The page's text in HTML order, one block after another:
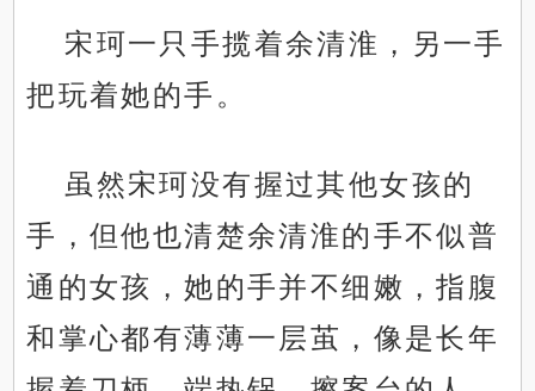
宋珂一只手揽着余清淮，另一手
把玩着她的手。
虽然宋珂没有握过其他女孩的
手，但他也清楚余清淮的手不似普
通的女孩，她的手并不细嫩，指腹
和掌心都有薄薄一层茧，像是长年